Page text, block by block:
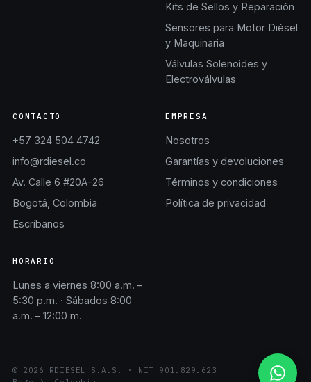
Kits de Sellos y Reparación
Sensores para Motor Diésel
y Maquinaria
Válvulas Solenoides y
Electroválvulas
CONTACTO
+57 324 504 4742
info@rdiesel.co
Av. Calle 6 #20A-26
Bogotá, Colombia
Escríbanos
EMPRESA
Nosotros
Garantías y devoluciones
Términos y condiciones
Política de privacidad
HORARIO
Lunes a viernes 8:00 a.m. –
5:30 p.m. · Sábados 8:00
a.m. – 12:00 m.
© 2026 RDIESEL S.A.S. · NIT 901.829.623